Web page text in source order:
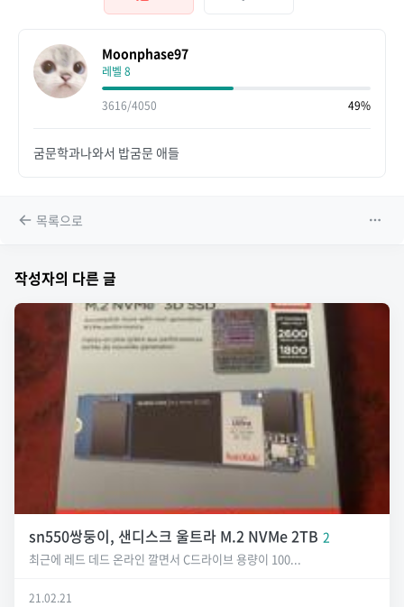
Moonphase97
레벨 8
3616/4050 49%
굼문학과나와서 밥굼문 애들
목록으로
작성자의 다른 글
sn550쌍둥이, 샌디스크 울트라 M.2 NVMe 2TB 2
최근에 레드 데드 온라인 깔면서 C드라이브 용량이 100...
21.02.21